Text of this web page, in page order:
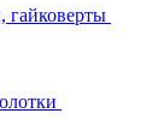
гайковерты